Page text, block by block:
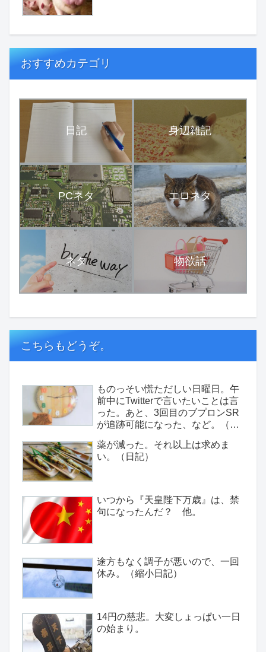
おすすめカテゴリ
日記 身辺雑記
PCネタ エロネタ
ネタ 物欲話
こちらもどうぞ。
ものっそい慌ただしい日曜日。午
前中にTwitterで言いたいことは言
った。あと、3回目のブプロンSR
が追跡可能になった、など。（日
薬が減った。それ以上は求めま
い。（日記）
いつから『天皇陛下万歳』は、禁
句になったんだ？ 他。
途方もなく調子が悪いので、一回
休み。（縮小日記）
14円の慈悲。大変しょっぱい一日
の始まり。